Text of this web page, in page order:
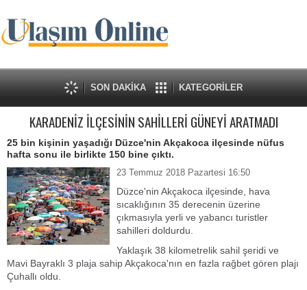
SON DAKİKA KATEGORİLER
KARADENİZ İLÇESİNİN SAHİLLERİ GÜNEYİ ARATMADI
25 bin kişinin yaşadığı Düzce'nin Akçakoca ilçesinde nüfus
hafta sonu ile birlikte 150 bine çıktı.
23 Temmuz 2018 Pazartesi 16:50
Düzce'nin Akçakoca ilçesinde, hava
sıcaklığının 35 derecenin üzerine
çıkmasıyla yerli ve yabancı turistler
sahilleri doldurdu.
Yaklaşık 38 kilometrelik sahil şeridi ve
Mavi Bayraklı 3 plaja sahip Akçakoca'nın en fazla rağbet gören plajı
Çuhallı oldu.